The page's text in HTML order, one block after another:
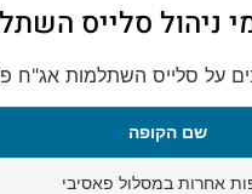
ניהול סלייס
על סלייס השתלמות אג"ח
שם הקופה
אחרות במסלול פאסיבי